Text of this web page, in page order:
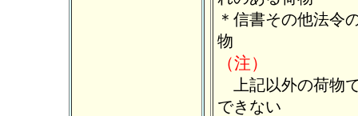
＊信書その他法令
物
（注）
上記以外の荷物
できない